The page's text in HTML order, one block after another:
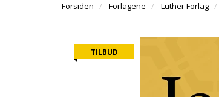
Forsiden Forlagene Luther Forlag
TILBUD